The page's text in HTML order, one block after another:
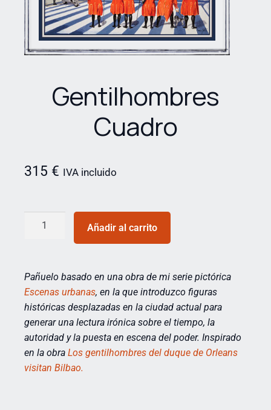
Gentilhombres
Cuadro
315 € IVA incluido
Añadir al carrito
Pañuelo basado en una obra de mi serie pictórica
Escenas urbanas, en la que introduzco figuras
históricas desplazadas en la ciudad actual para
generar una lectura irónica sobre el tiempo, la
autoridad y la puesta en escena del poder. Inspirado
en la obra Los gentilhombres del duque de Orleans
visitan Bilbao.